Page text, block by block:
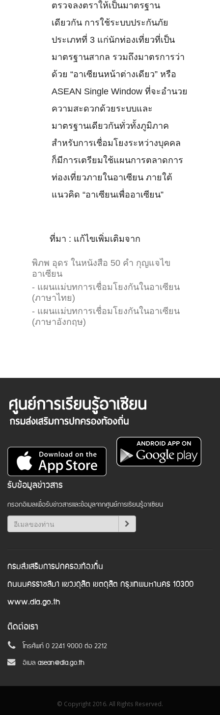
ตรวจลงตราให้เป็นมาตรฐาน
เดียวกัน การใช้ระบบประกันภัย
ประเภทที่ 3 แก่นักท่องเที่ยวที่เป็น
มาตรฐานสากล รวมถึงมาตรการว่า
ด้วย “อาเซียนหน้าต่างเดียว” หรือ
ASEAN Single Window ที่จะอำนวย
ความสะดวกด้วยระบบและ
มาตรฐานเดียวกันทั่วทั้งภูมิภาค
สำหรับการเชื่อมโยงระหว่างบุคคล
ก็มีการเตรียมใช้แผนการตลาดการ
ท่องเที่ยวภายในอาเซียน ภายใต้
แนวคิด “อาเซียนเพื่ออาเซียน”
ที่มา : แก้ไขเพิ่มเติมจาก
พิภพ อุดร ในหนังสือ 50 คำ กุญแจไข
อาเซียน
- แผนแม่บทการเชื่อมโยงกันในอาเซียน
(ภาษาไทย)
- แผนแม่บทการเชื่อมโยงกันในอาเซียน
(ภาษาอังกฤษ)
รับข้อมูลข่าวสาร
กรอกอีเมลเพื่อรับข่าวสารและข้อมูลจากศูนย์การเรียนรู้อาเซียน
กรมส่งเสริมการปกครองท้องถิ่น
ถนนนครราชสีมา แขวงดุสิต เขตดุสิต กรุงเทพมหานคร 10300
www.dla.go.th
ติดต่อเรา
โทรศัพท์ 0 2241 9000 ต่อ 2212
อีเมล asean@dla.go.th
© Copyright 2016. All Rights Reserved.